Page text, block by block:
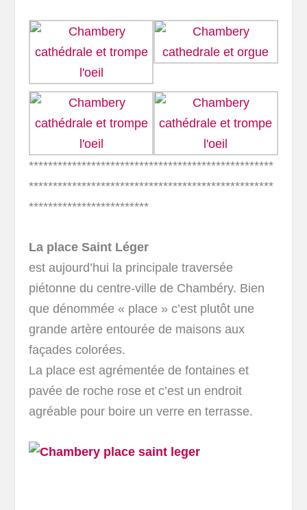
***************************************************
***************************************************
*************************
La place Saint Léger
est aujourd’hui la principale traversée
piétonne du centre-ville de Chambéry. Bien
que dénommée « place » c’est plutôt une
grande artère entourée de maisons aux
façades colorées.
La place est agrémentée de fontaines et
pavée de roche rose et c’est un endroit
agréable pour boire un verre en terrasse.